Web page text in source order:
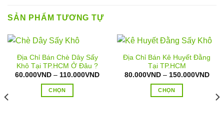
SẢN PHẨM TƯƠNG TỰ
Địa Chỉ Bán Chè Dây Sấy
Khô Tại TP.HCM Ở Đâu ?
60.000VND – 110.000VNDKhoảng
CHỌN
Địa Chỉ Bán Kê Huyết Đằng
Tại TP.HCM
80.000VND – 150.000VND
đến
CHỌN